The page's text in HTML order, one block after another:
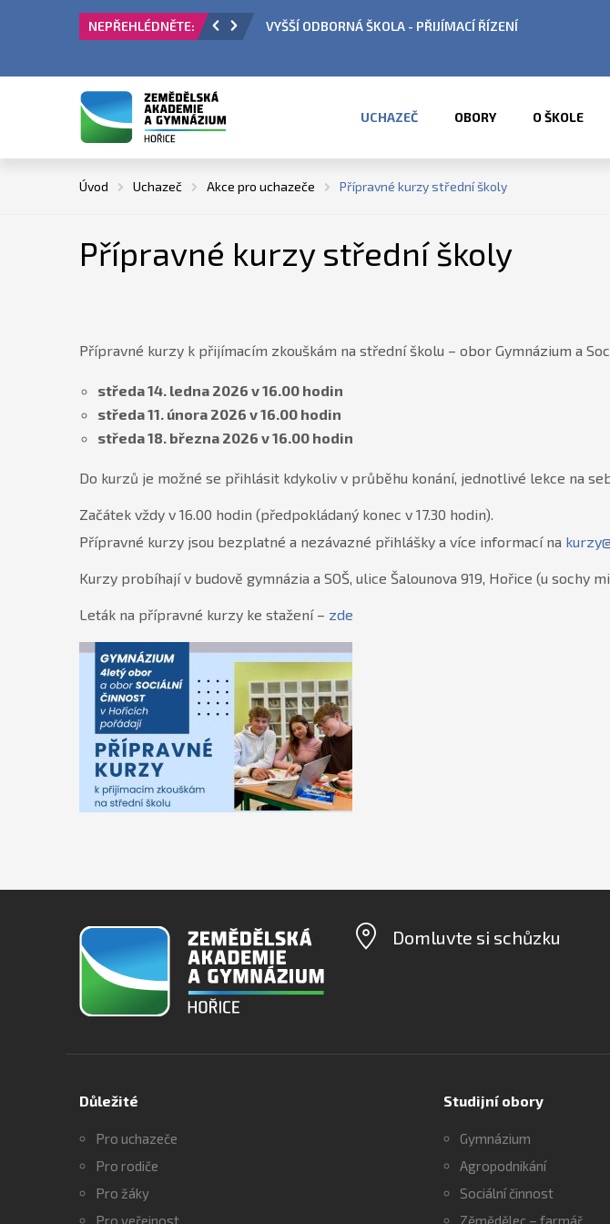
VYŠŠÍ ODBORNÁ ŠKOLA - PŘIJÍMACÍ ŘÍZENÍ
UCHAZEČ OBORY O ŠKOLE
Úvod Uchazeč Akce pro uchazeče Přípravné kurzy střední školy
Přípravné kurzy střední školy
Přípravné kurzy k přijímacím zkouškám na střední školu – obor Gymnázium a
středa 14. ledna 2026 v 16.00 hodin
středa 11. února 2026 v 16.00 hodin
středa 18. března 2026 v 16.00 hodin
Do kurzů je možné se přihlásit kdykoliv v průběhu konání, jednotlivé lekce na
Začátek vždy v 16.00 hodin (předpokládaný konec v 17.30 hodin).
Přípravné kurzy jsou bezplatné a nezávazné přihlášky a více informací na
Kurzy probíhají v budově gymnázia a SOŠ, ulice Šalounova 919, Hořice (u sochy
Leták na přípravné kurzy ke stažení – zde
Domluvte si schůzku
Důležité
Pro uchazeče
Pro rodiče
Pro žáky
Pro veřejnost
Studijní obory
Gymnázium
Agropodnikání
Sociální činnost
Zěmědělec – farmář